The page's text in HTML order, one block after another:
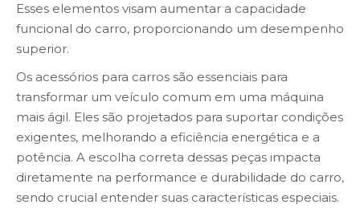
Esses elementos visam aumentar a capacidade
funcional do carro, proporcionando um desempenho
superior.
Os acessórios para carros são essenciais para
transformar um veículo comum em uma máquina
mais ágil. Eles são projetados para suportar condições
exigentes, melhorando a eficiência energética e a
potência. A escolha correta dessas peças impacta
diretamente na performance e durabilidade do carro,
sendo crucial entender suas características especiais.